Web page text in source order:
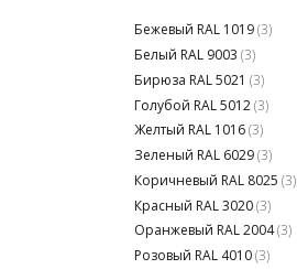
Бежевый RAL 1019 (3)
Белый RAL 9003 (3)
Бирюза RAL 5021 (3)
Голубой RAL 5012 (3)
Желтый RAL 1016 (3)
Зеленый RAL 6029 (3)
Коричневый RAL 8025 (3)
Красный RAL 3020 (3)
Оранжевый RAL 2004 (3)
Розовый RAL 4010 (3)